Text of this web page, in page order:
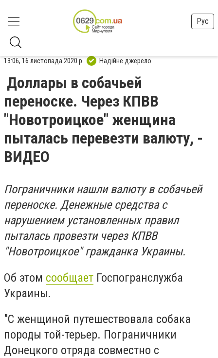
Рус
13:06, 16 листопада 2020 р. Надійне джерело
Доллары в собачьей
переноске. Через КПВВ
"Новотроицкое" женщина
пыталась перевезти валюту, -
ВИДЕО
Пограничники нашли валюту в собачьей
переноске. Денежные средства с
нарушением установленных правил
пыталась провезти через КПВВ
"Новотроицкое" гражданка Украины.
Об этом сообщает Госпогранслужба
Украины.
"С женщиной путешествовала собака
породы той-терьер. Пограничники
Донецкого отряда совместно с